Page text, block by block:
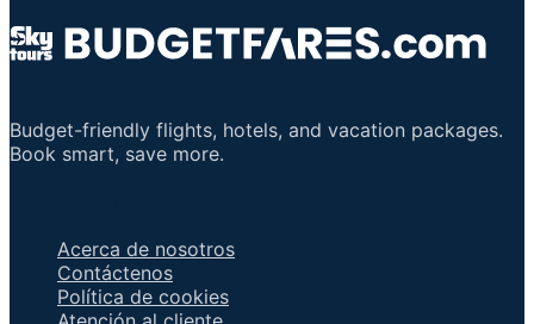
Budget-friendly flights, hotels, and vacation packages.
Book smart, save more.
Acerca de nosotros
Contáctenos
Política de cookies